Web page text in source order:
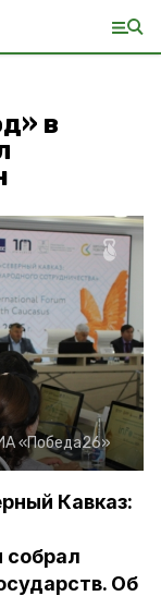
в
«Победа26»
Кавказ:
собрал
Об